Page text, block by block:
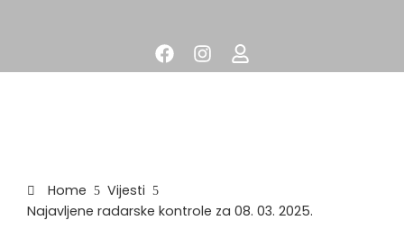
Home
Vijesti
Najavljene radarske kontrole za 08. 03. 2025.